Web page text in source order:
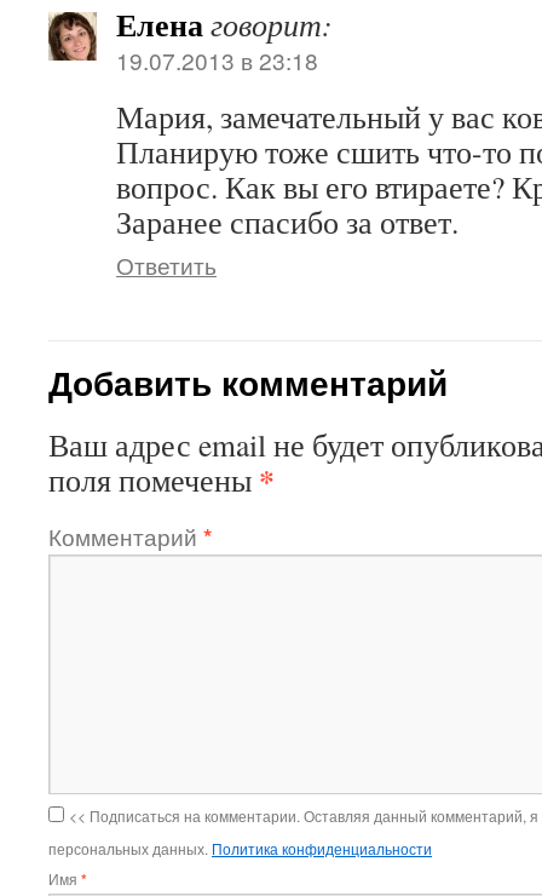
Еленаговорит:
19.07.2013 в 23:18
Мария, замечательный у вас
Планирую тоже сшить что-то
вопрос. Как вы его втираете?
Заранее спасибо за ответ.
Ответить
Добавить комментарий
Ваш адрес email не будет
поля помечены *
Комментарий *
<< Подписаться на комментарии. Оставляя данный комментарий,
персональных данных. Политика конфиденциальности
Имя *